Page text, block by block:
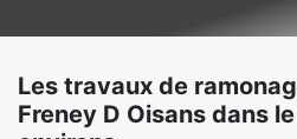
Les travaux de
Freney D Oisans dans